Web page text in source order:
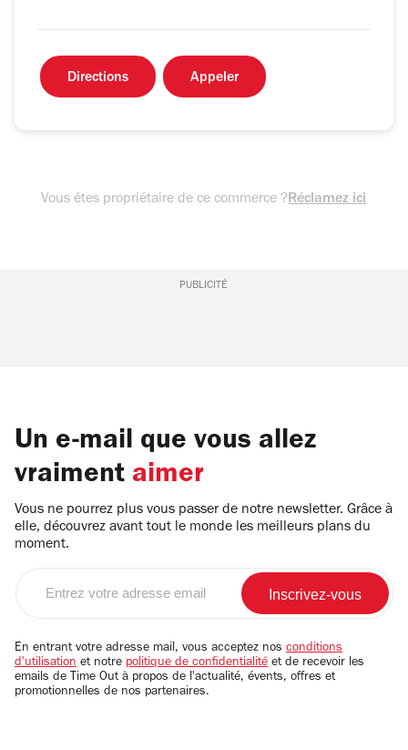
Directions Appeler
Vous êtes propriétaire de ce commerce ?Réclamez ici
PUBLICITÉ
Un e-mail que vous allez
vraiment aimer
Vous ne pourrez plus vous passer de notre newsletter. Grâce à
elle, découvrez avant tout le monde les meilleurs plans du
moment.
email
En entrant votre adresse mail, vous acceptez nos conditions
d'utilisation et notre politique de confidentialité et de recevoir les
emails de Time Out à propos de l'actualité, évents, offres et
promotionnelles de nos partenaires.